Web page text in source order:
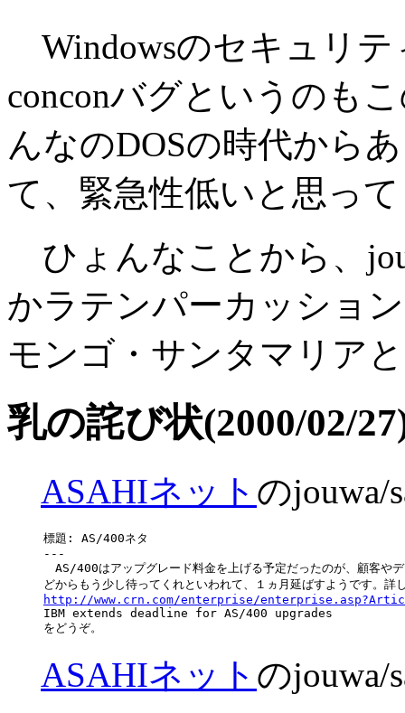
Windowsのセキュリ
conconバグというのも
んなのDOSの時代から
て、緊急性低いと思っ
ひょんなことから、
かラテンパーカッショ
モンゴ・サンタマリア
乳の詫び状(2000/02/
ASAHIネット のjouwa/
標題: AS/400ネタ
---
AS/400はアップグレード料金を上げる予定だったのが、顧客や
http://www.crn.com/enterprise/
IBM extends deadline for AS/400 upgrades
ASAHIネット のjouwa/